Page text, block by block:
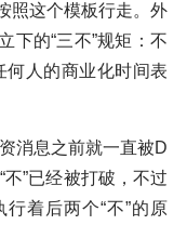
照这个模板行走。外
下的“三不”规矩：不
人的商业化时间表
消息之前就一直被D
”已经被打破，不过
着后两个“不”的原